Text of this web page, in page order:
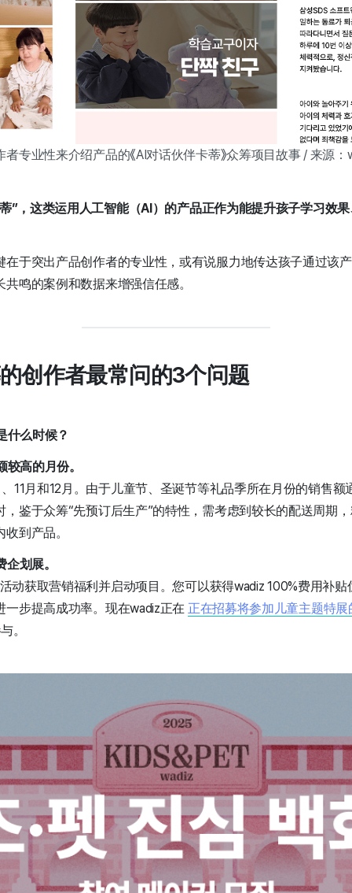
专业性来介绍产品的《AI对话伙伴卡蒂》众筹项目故事 / 来源：
”，这类运用人工智能（AI）的产品正作为能提升孩子学习效
在于突出产品创作者的专业性，或有说服力地传达孩子通过该
鸣的案例和数据来增强信任感。
创作者最常问的3个问题
什么时候？
较高的月份。
11月和12月。由于儿童节、圣诞节等礼品季所在月份的销售额
，鉴于众筹“先预订后生产”的特性，需考虑到较长的配送周期
到产品。
划展。
动获取营销福利并启动项目。您可以获得wadiz 100%费用补
步提高成功率。现在wadiz正在 正在招募将参加儿童主题特
。